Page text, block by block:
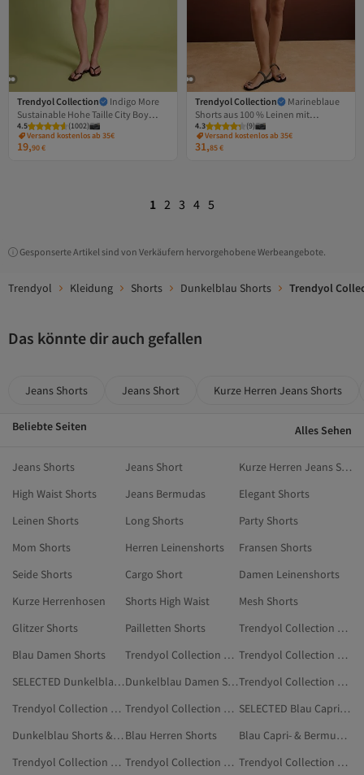
Trendyol Collection
Indigo More
Sustainable Hohe Taille City Boy
Denim Shorts TWOSS20SR0210
4.5 (1002)
Versand kostenlos ab 35€
19,90€
Trendyol Collection
Marineblaue
Shorts aus 100 % Leinen mit
elastischem Bund und hoher Taille
TWOSS26SR00019
4.3 (9)
Versand kostenlos ab 35€
31,85€
1 2 3 4 5
Gesponserte Artikel sind von Verkäufern hervorgehobene Werbeangebote.
Trendyol Kleidung Shorts Dunkelblau Shorts Trendyol
Das könnte dir auch gefallen
Jeans Shorts Jeans Short Kurze Herren Jeans Shorts
Beliebte Seiten Alles Sehen
Jeans Shorts Jeans Short
Kurze Herren Jeans Shorts
High Waist Shorts
Jeans Bermudas
Elegant Shorts
Leinen Shorts
Long Shorts
Party Shorts
Mom Shorts
Herren Leinenshorts
Fransen Shorts
Seide Shorts
Cargo Short
Damen Leinenshorts
Kurze Herrenhosen
Shorts High Waist
Mesh Shorts
Glitzer Shorts
Pailletten Shorts
Trendyol Collection Ekru Shorts
Blau Damen Shorts
Trendyol Collection Damen Capri- & Bermuda-Shorts
Trendyol Collection Braun Shorts
SELECTED Dunkelblau Capri- & Bermuda-Shorts
Dunkelblau Damen Shorts
Trendyol Collection Schwarz Capri- & Bermuda-Shorts
Trendyol Collection Grün Capri- & Bermuda-Shorts
Trendyol Collection Grau Capri- & Bermuda-Shorts
SELECTED Blau Capri- & Bermuda-Shorts
Dunkelblau Shorts & Bermudas In Übergröße Blau Herren Shorts
Blau Capri- & Bermuda-Shorts
Trendyol Collection Silberfarben Shorts
Trendyol Collection Herren Capri- & Bermuda-Shorts
Trendyol Collection Schwarz Shorts